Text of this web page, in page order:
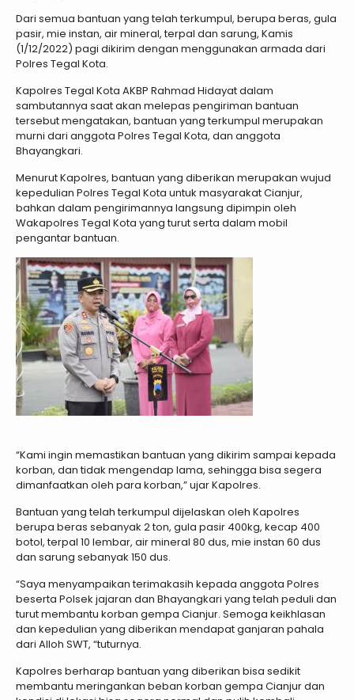
Dari semua bantuan yang telah terkumpul, berupa beras, gula
pasir, mie instan, air mineral, terpal dan sarung, Kamis
(1/12/2022) pagi dikirim dengan menggunakan armada dari
Polres Tegal Kota.
Kapolres Tegal Kota AKBP Rahmad Hidayat dalam
sambutannya saat akan melepas pengiriman bantuan
tersebut mengatakan, bantuan yang terkumpul merupakan
murni dari anggota Polres Tegal Kota, dan anggota
Bhayangkari.
Menurut Kapolres, bantuan yang diberikan merupakan wujud
kepedulian Polres Tegal Kota untuk masyarakat Cianjur,
bahkan dalam pengirimannya langsung dipimpin oleh
Wakapolres Tegal Kota yang turut serta dalam mobil
pengantar bantuan.
“Kami ingin memastikan bantuan yang dikirim sampai kepada
korban, dan tidak mengendap lama, sehingga bisa segera
dimanfaatkan oleh para korban,” ujar Kapolres.
Bantuan yang telah terkumpul dijelaskan oleh Kapolres
berupa beras sebanyak 2 ton, gula pasir 400kg, kecap 400
botol, terpal 10 lembar, air mineral 80 dus, mie instan 60 dus
dan sarung sebanyak 150 dus.
“Saya menyampaikan terimakasih kepada anggota Polres
beserta Polsek jajaran dan Bhayangkari yang telah peduli dan
turut membantu korban gempa Cianjur. Semoga keikhlasan
dan kepedulian yang diberikan mendapat ganjaran pahala
dari Alloh SWT, “tuturnya.
Kapolres berharap bantuan yang diberikan bisa sedikit
membantu meringankan beban korban gempa Cianjur dan